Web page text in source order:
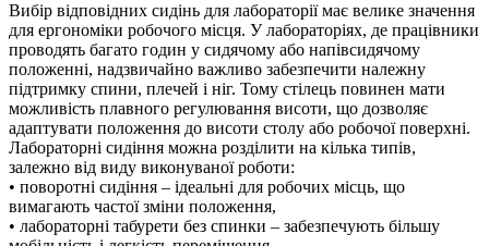
Вибір відповідних сидінь для лабораторії має велике значення
для ергономіки робочого місця. У лабораторіях, де працівники
проводять багато годин у сидячому або напівсидячому
положенні, надзвичайно важливо забезпечити належну
підтримку спини, плечей і ніг. Тому стілець повинен мати
можливість плавного регулювання висоти, що дозволяє
адаптувати положення до висоти столу або робочої поверхні.
Лабораторні сидіння можна розділити на кілька типів,
залежно від виду виконуваної роботи:
• поворотні сидіння – ідеальні для робочих місць, що
вимагають частої зміни положення,
• лабораторні табурети без спинки – забезпечують більшу